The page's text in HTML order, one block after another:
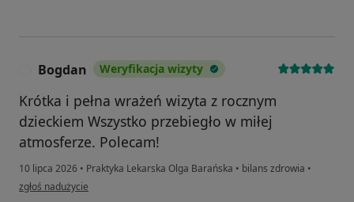
Bogdan Weryfikacja wizyty
Krótka i pełna wrażeń wizyta z rocznym
dzieckiem Wszystko przebiegło w miłej
atmosferze. Polecam!
10 lipca 2026 • Praktyka Lekarska Olga Barańska • bilans zdrowia •
w opinii użytkownika Bogdan
zgłoś nadużycie